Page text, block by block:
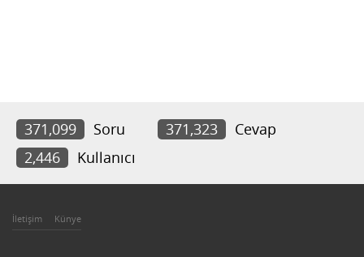
371,099 Soru 371,323
Cevap
2,446
Kullanıcı
İletişim Künye